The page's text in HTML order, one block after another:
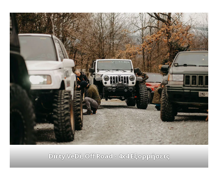
Dirty VeDi, Off Road - 4x4 Εξορμήσεις